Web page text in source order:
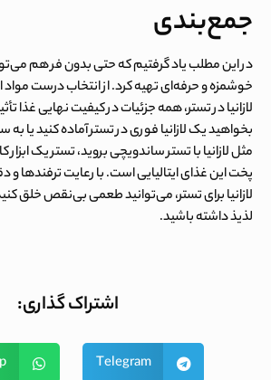
جمع‌بندی
در این مطلب یاد گرفتیم که حتی بدون فر هم
خوشمزه و حرفه‌ای تهیه کرد. از انتخاب درست مواد
لازانیا در تستر، همه جزئیات در کیفیت نهایی غذا
بخواهید یک لازانیا فوری در تستر آماده کنید یا
مثل لازانیا با تستر ساندویچی بروید، تستر یک
پخت این غذای ایتالیایی است. با رعایت
لازانیا برای تستر، می‌توانید طعمی بی‌نقص خلق
لذیذ داشته باشید.
اشتراک گذاری:
Telegram